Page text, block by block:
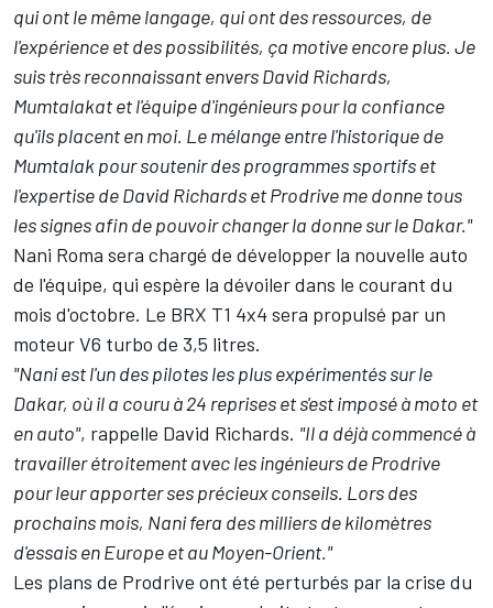
qui ont le même langage, qui ont des ressources, de
l'expérience et des possibilités, ça motive encore plus. Je
suis très reconnaissant envers David Richards,
Mumtalakat et l'équipe d'ingénieurs pour la confiance
qu'ils placent en moi. Le mélange entre l'historique de
Mumtalak pour soutenir des programmes sportifs et
l'expertise de David Richards et Prodrive me donne tous
les signes afin de pouvoir changer la donne sur le Dakar."
Nani Roma sera chargé de développer la nouvelle auto
de l'équipe, qui espère la dévoiler dans le courant du
mois d'octobre. Le BRX T1 4x4 sera propulsé par un
moteur V6 turbo de 3,5 litres.
"Nani est l'un des pilotes les plus expérimentés sur le
Dakar, où il a couru à 24 reprises et s'est imposé à moto et
en auto", rappelle David Richards. "Il a déjà commencé à
travailler étroitement avec les ingénieurs de Prodrive
pour leur apporter ses précieux conseils. Lors des
prochains mois, Nani fera des milliers de kilomètres
d'essais en Europe et au Moyen-Orient."
Les plans de Prodrive ont été perturbés par la crise du